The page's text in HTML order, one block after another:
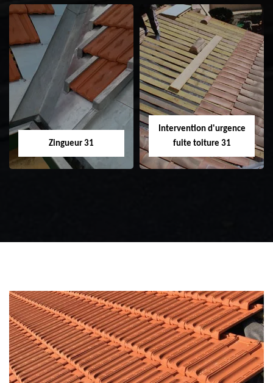
Etanchéité toiture
31
Réparation de
toiture 31
Zingueur 31
Intervention d'urgence
fuite toiture 31